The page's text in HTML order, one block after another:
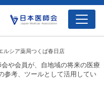
ルシア薬局つくば春日店
や会員が、自地域の将来の医療
参考、ツールとして活用してい